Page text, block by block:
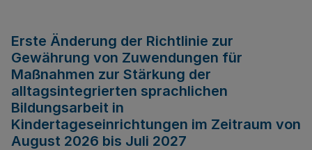
Erste Änderung der Richtlinie zur
Gewährung von Zuwendungen für
Maßnahmen zur Stärkung der
alltagsintegrierten sprachlichen
Bildungsarbeit in
Kindertageseinrichtungen im Zeitraum von
August 2026 bis Juli 2027